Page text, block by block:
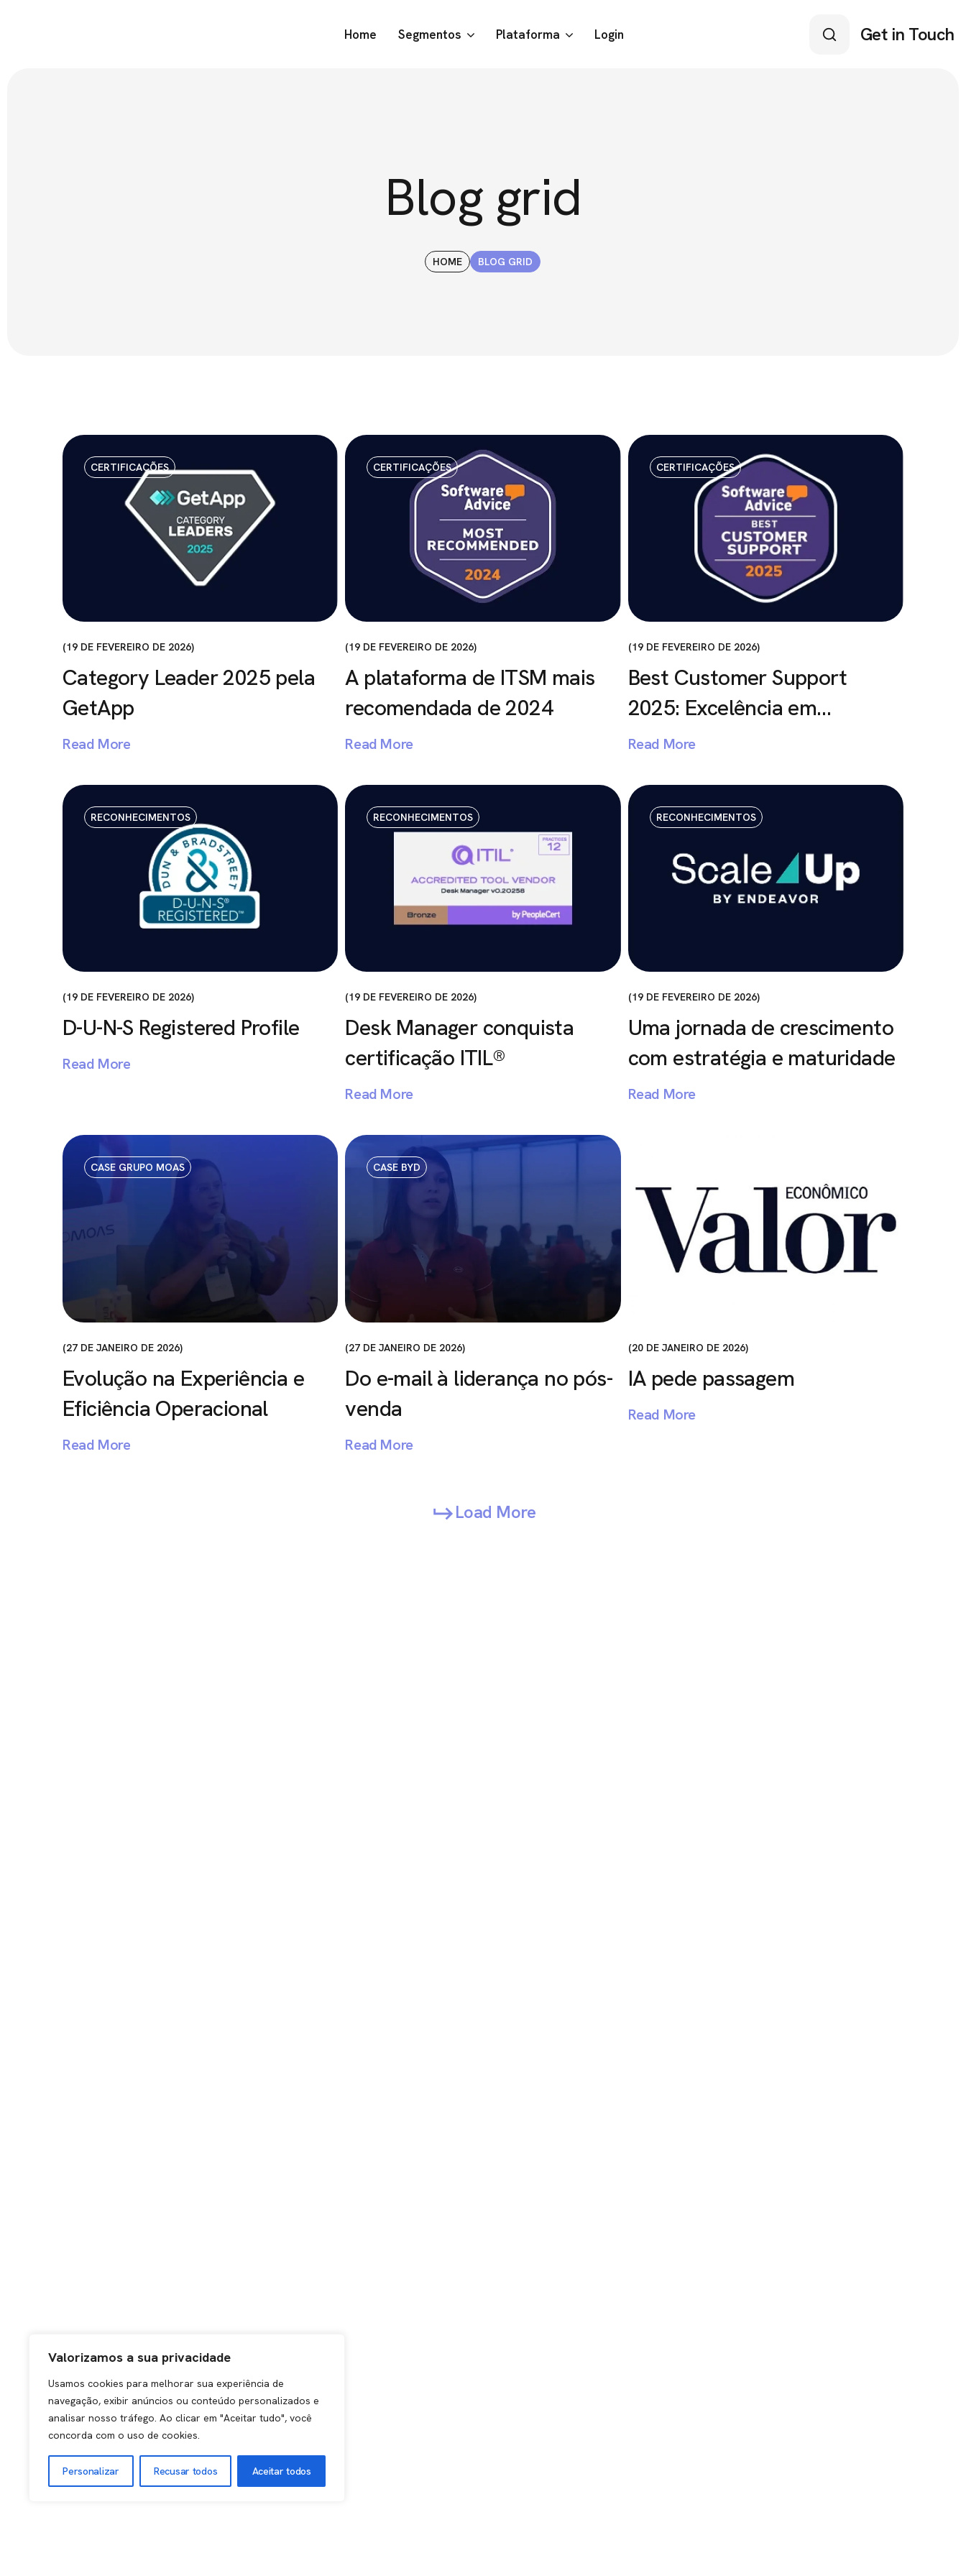
Valorizamos a sua privacidade
Usamos cookies para melhorar sua experiência de
navegação, exibir anúncios ou conteúdo personalizados e
analisar nosso tráfego. Ao clicar em "Aceitar tudo", você
concorda com o uso de cookies.
Personalizar Recusar todos Aceitar todos
Home Segmentos Plataforma Login Get in Touch
Blog grid
HOME BLOG GRID
CERTIFICAÇÕES
19 DE FEVEREIRO DE 2026
Category Leader 2025 pela
GetApp
Read More
CERTIFICAÇÕES
19 DE FEVEREIRO DE 2026
A plataforma de ITSM mais
recomendada de 2024
Read More
CERTIFICAÇÕES
19 DE FEVEREIRO DE 2026
Best Customer Support
2025: Excelência em…
Read More
RECONHECIMENTOS
19 DE FEVEREIRO DE 2026
D-U-N-S Registered Profile
Read More
RECONHECIMENTOS
19 DE FEVEREIRO DE 2026
Desk Manager conquista
certificação ITIL®
Read More
RECONHECIMENTOS
19 DE FEVEREIRO DE 2026
Uma jornada de crescimento
com estratégia e maturidade
Read More
CASE GRUPO MOAS
27 DE JANEIRO DE 2026
Evolução na Experiência e
Eficiência Operacional
Read More
CASE BYD
27 DE JANEIRO DE 2026
Do e-mail à liderança no pós-
venda
Read More
20 DE JANEIRO DE 2026
IA pede passagem
Read More
Load More